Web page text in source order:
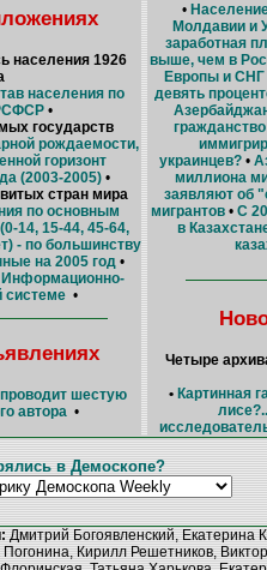
населения 1926
населения по
•
государств
рождаемости,
горизонт
(2003-2005) •
стран мира
по основным
14, 15-44, 45-64,
- по большинству
на 2005 год •
системе •
шестую
автора •
•
Молдавии и
заработная
выше, чем в
Европы и СНГ
девять
гражданство
украинцев?•
миллиона
заявляют об
мигрантов • С
в
Четыре
• Картинная
в Демоскопе?
Дмитрий Богоявленский,
Кирилл Решетников,